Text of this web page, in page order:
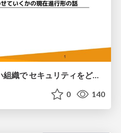
ボトムアップ文化が強い組織で セキュリティをどう根付かせていくかの現在進行形の話 / Making Security Stick in a Bottom-Up Organization
0 140